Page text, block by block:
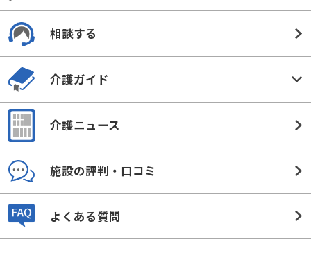
相談する
介護ガイド
介護ニュース
施設の評判・口コミ
よくある質問